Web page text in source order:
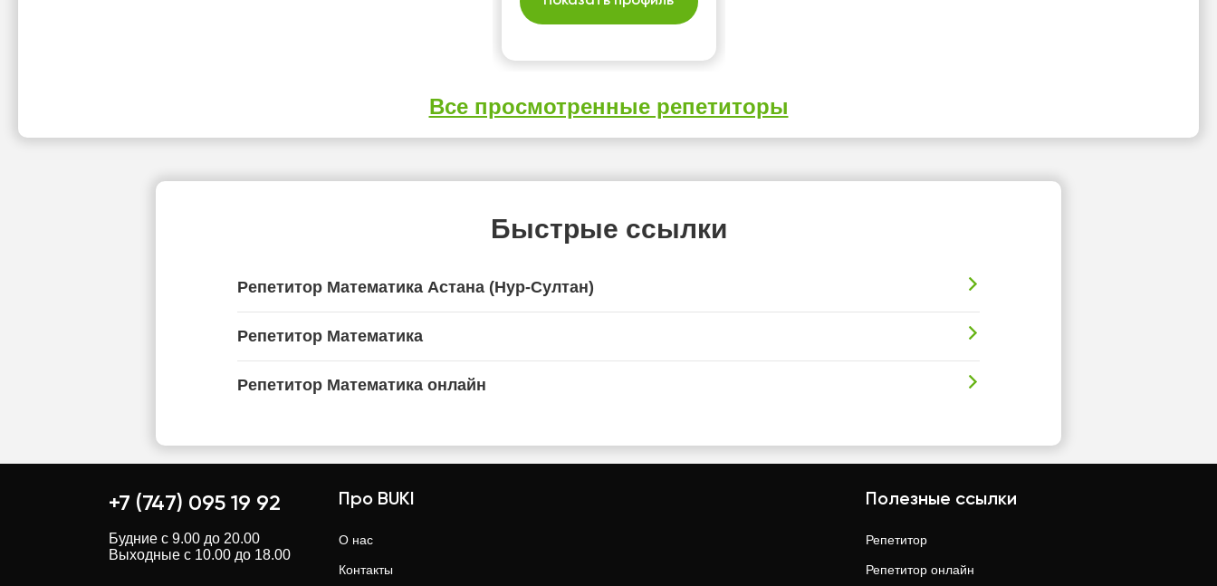
Все просмотренные репетиторы
Быстрые ссылки
Репетитор Математика Астана (Нур-Султан)
Репетитор Математика
Репетитор Математика онлайн
+7 (747) 095 19 92
Будние с 9.00 до 20.00
Выходные с 10.00 до 18.00
Про BUKI
О нас
Контакты
Полезные ссылки
Репетитор
Репетитор онлайн